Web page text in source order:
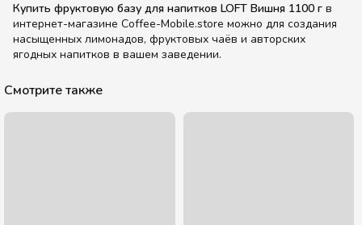
Купить фруктовую базу для напитков LOFT Вишня 1100 г в
интернет-магазине Coffee-Mobile.store можно для создания
насыщенных лимонадов, фруктовых чаёв и авторских
ягодных напитков в вашем заведении.
Смотрите также